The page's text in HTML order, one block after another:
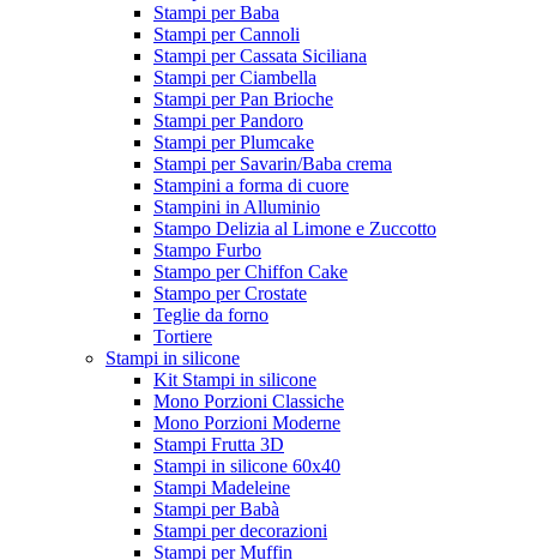
Stampi per Baba
Stampi per Cannoli
Stampi per Cassata Siciliana
Stampi per Ciambella
Stampi per Pan Brioche
Stampi per Pandoro
Stampi per Plumcake
Stampi per Savarin/Baba crema
Stampini a forma di cuore
Stampini in Alluminio
Stampo Delizia al Limone e Zuccotto
Stampo Furbo
Stampo per Chiffon Cake
Stampo per Crostate
Teglie da forno
Tortiere
Stampi in silicone
Kit Stampi in silicone
Mono Porzioni Classiche
Mono Porzioni Moderne
Stampi Frutta 3D
Stampi in silicone 60x40
Stampi Madeleine
Stampi per Babà
Stampi per decorazioni
Stampi per Muffin